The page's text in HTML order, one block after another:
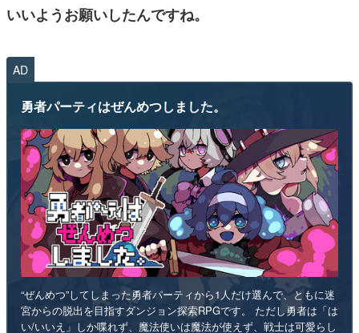
いいようお願いしたんですね。
AD
勇者パーティはぜんめつしました。
“ぜんめつ”してしまった勇者パーティから1人だけ選んで、ともに迷
宮からの脱出を目指すダンジョン探索RPGです。 ただし勇者は「は
い/いいえ」しか喋れず、魔法使いは魔法が使えず、戦士は可愛らし